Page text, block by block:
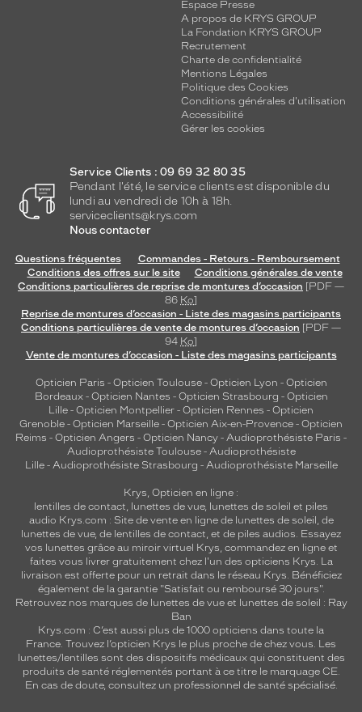
Espace Presse
A propos de KRYS GROUP
La Fondation KRYS GROUP
Recrutement
Charte de confidentialité
Mentions Légales
Politique des Cookies
Conditions générales d'utilisation
Accessibilité
Gérer les cookies
Service Clients : 09 69 32 80 35
Pendant l'été, le service clients est disponible du
lundi au vendredi de 10h à 18h.
serviceclients@krys.com
Nous contacter
Questions fréquentes
Commandes - Retours - Remboursement
Conditions des offres sur le site
Conditions générales de vente
Conditions particulières de reprise de montures d’occasion [PDF —
86 Ko]
Reprise de montures d’occasion - Liste des magasins participants
Conditions particulières de vente de montures d’occasion [PDF —
94 Ko]
Vente de montures d’occasion - Liste des magasins participants
Opticien Paris - Opticien Toulouse- Opticien Lyon - Opticien
Bordeaux- Opticien Nantes - Opticien Strasbourg - Opticien
Lille - Opticien Montpellier - Opticien Rennes - Opticien
Grenoble - Opticien Marseille - Opticien Aix-en-Provence - Opticien
Reims - Opticien Angers - Opticien Nancy - Audioprothésiste Paris -
Audioprothésiste Toulouse- Audioprothésiste
Lille- Audioprothésiste Strasbourg - Audioprothésiste Marseille
Krys, Opticien en ligne :
lentilles de contact, lunettes de vue, lunettes de soleil et piles
audio Krys.com : Site de vente en ligne de lunettes de soleil, de
lunettes de vue, de lentilles de contact, et de piles audios. Essayez
vos lunettes grâce au miroir virtuel Krys, commandez en ligne et
faites vous livrer gratuitement chez l'un des opticiens Krys. La
livraison est offerte pour un retrait dans le réseau Krys. Bénéficiez
également de la garantie "Satisfait ou remboursé 30 jours".
Retrouvez nos marques de lunettes de vue et lunettes de soleil : Ray
Ban
Krys.com : C’est aussi plus de 1000 opticiens dans toute la
France. Trouvez l’opticien Krys le plus proche de chez vous. Les
lunettes/lentilles sont des dispositifs médicaux qui constituent des
produits de santé réglementés portant à ce titre le marquage CE.
En cas de doute, consultez un professionnel de santé spécialisé.